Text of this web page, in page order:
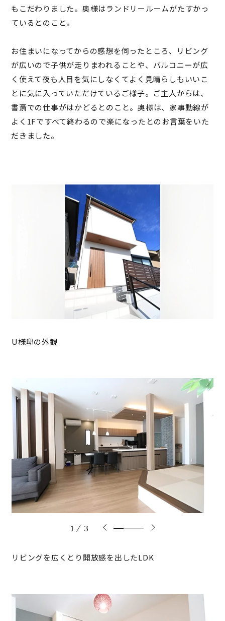
もこだわりました。奥様はランドリールームがたすかっ
ているとのこと。
お住まいになってからの感想を伺ったところ、リビング
が広いので子供が走りまわれることや、バルコニーが広
く使えて夜も人目を気にしなくてよく見晴らしもいいこ
とに気に入っていただけているご様子。ご主人からは、
書斎での仕事がはかどるとのこと。奥様は、家事動線が
よく 1Fですべて終わるので楽になったとのお言葉をいた
だきました。
U様邸の外観
1 3
リビングを広くとり開放感を出したLDK